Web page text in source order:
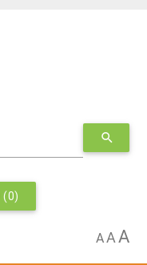
search
(0)
AAA